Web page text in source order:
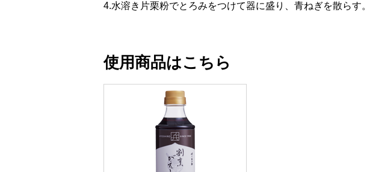
4.水溶き片栗粉でとろみをつけて器に盛り、青ねぎを散らす。
使用商品はこちら